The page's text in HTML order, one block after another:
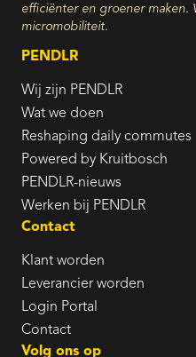
efficiënter en groener maken.
micromobiliteit.
PENDLR
Wij zijn PENDLR
Wat we doen
Reshaping daily commutes
Powered by Kruitbosch
PENDLR-nieuws
Werken bij PENDLR
Contact
Klant worden
Leverancier worden
Login Portal
Contact
Volg ons op